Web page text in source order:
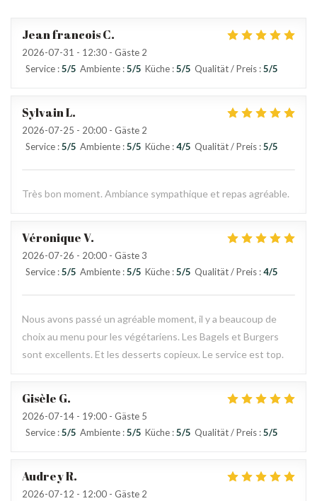
Jean francoisC
2026-07-31 - 12:30 - Gäste 2
Service :5/5 Ambiente :5/5 Küche :5/5 Qualität / Preis :5/5
SylvainL
2026-07-25 - 20:00 - Gäste 2
Service :5/5 Ambiente :5/5 Küche :4/5 Qualität / Preis :5/5
Très bon moment. Ambiance sympathique et repas agréable.
VéroniqueV
2026-07-26 - 20:00 - Gäste 3
Service :5/5 Ambiente :5/5 Küche :5/5 Qualität / Preis :4/5
Nous avons passé un agréable moment, il y a beaucoup de
choix au menu pour les végétariens. Les Bagels et Burgers
sont excellents. Et les desserts copieux. Le service est top.
Gisèle G
2026-07-14 - 19:00 - Gäste 5
Service :5/5 Ambiente :5/5 Küche :5/5 Qualität / Preis :5/5
AudreyR
2026-07-12 - 12:00 - Gäste 2